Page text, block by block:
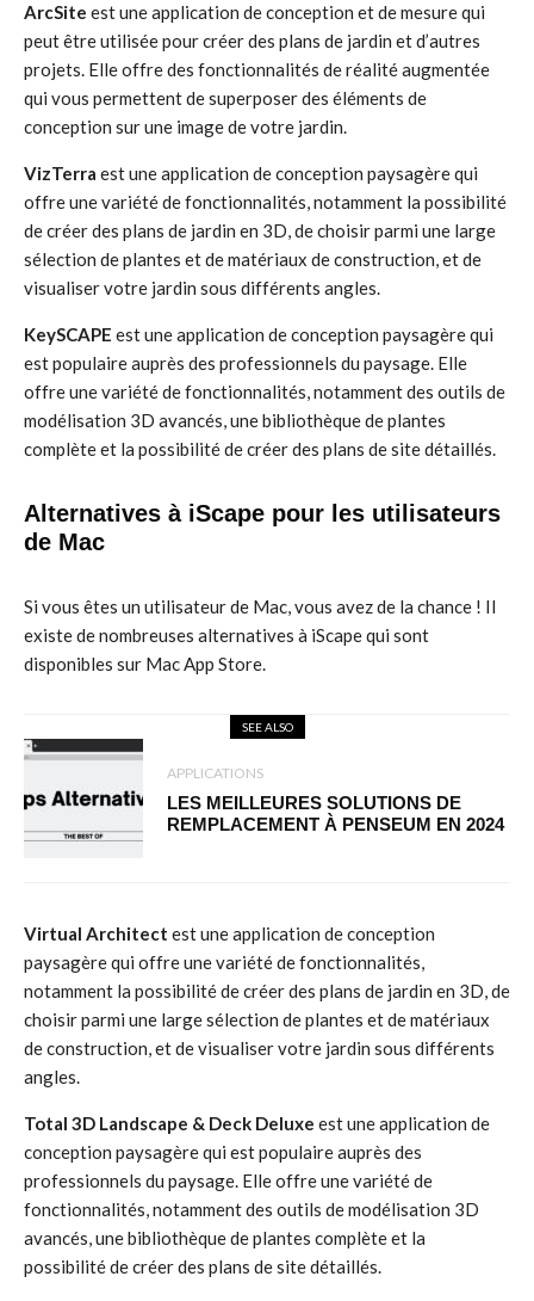
ArcSite est une application de conception et de mesure qui
peut être utilisée pour créer des plans de jardin et d’autres
projets. Elle offre des fonctionnalités de réalité augmentée
qui vous permettent de superposer des éléments de
conception sur une image de votre jardin.
VizTerra est une application de conception paysagère qui
offre une variété de fonctionnalités, notamment la possibilité
de créer des plans de jardin en 3D, de choisir parmi une large
sélection de plantes et de matériaux de construction, et de
visualiser votre jardin sous différents angles.
KeySCAPE est une application de conception paysagère qui
est populaire auprès des professionnels du paysage. Elle
offre une variété de fonctionnalités, notamment des outils de
modélisation 3D avancés, une bibliothèque de plantes
complète et la possibilité de créer des plans de site détaillés.
Alternatives à iScape pour les utilisateurs
de Mac
Si vous êtes un utilisateur de Mac, vous avez de la chance ! Il
existe de nombreuses alternatives à iScape qui sont
disponibles sur Mac App Store.
SEE ALSO
APPLICATIONS
LES MEILLEURES SOLUTIONS DE
REMPLACEMENT À PENSEUM EN 2024
Virtual Architect est une application de conception
paysagère qui offre une variété de fonctionnalités,
notamment la possibilité de créer des plans de jardin en 3D, de
choisir parmi une large sélection de plantes et de matériaux
de construction, et de visualiser votre jardin sous différents
angles.
Total 3D Landscape & Deck Deluxe est une application de
conception paysagère qui est populaire auprès des
professionnels du paysage. Elle offre une variété de
fonctionnalités, notamment des outils de modélisation 3D
avancés, une bibliothèque de plantes complète et la
possibilité de créer des plans de site détaillés.